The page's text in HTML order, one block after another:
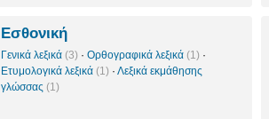
Εσθονική
Γενικά λεξικά (3) · Ορθογραφικά λεξικά (1) ·
Ετυμολογικά λεξικά (1) · Λεξικά εκμάθησης
γλώσσας (1)